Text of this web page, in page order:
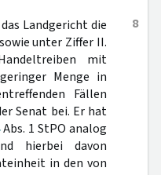
8
Landgericht die
unter Ziffer II.
mit
Menge in
Fällen
Senat bei. Er hat
Abs. 1 StPO analog
hierbei davon
in den von